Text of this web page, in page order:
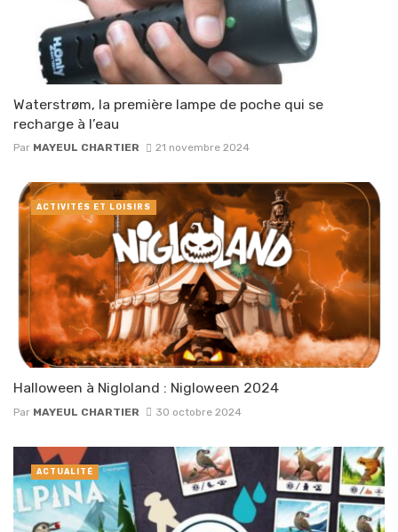
Waterstrøm, la première lampe de poche qui se
recharge à l’eau
Par MAYEUL CHARTIER 21 novembre 2024
Halloween à Nigloland : Nigloween 2024
Par MAYEUL CHARTIER 30 octobre 2024
ACTIVITÉS ET LOISIRS
ACTUALITÉ